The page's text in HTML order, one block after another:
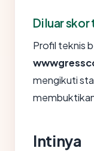
Di luar skor
Profil teknis
mengikuti
Intinya